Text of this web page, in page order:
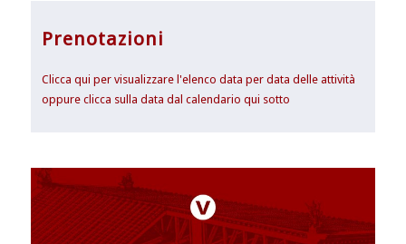
Prenotazioni
Clicca qui per visualizzare l'elenco data per data delle attività
oppure clicca sulla data dal calendario qui sotto